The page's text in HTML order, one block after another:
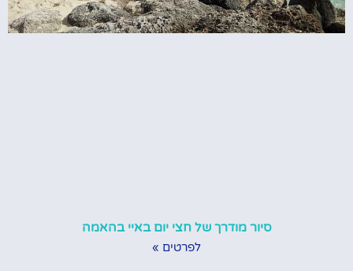
סיור מודרך של חצי יום באיי בהאמה
לפרטים »